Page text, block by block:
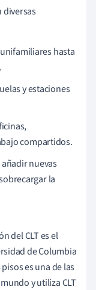
diversas
hasta
y estaciones
compartidos.
nuevas
la
del CLT es el
de Columbia
es una de las
y utiliza CLT